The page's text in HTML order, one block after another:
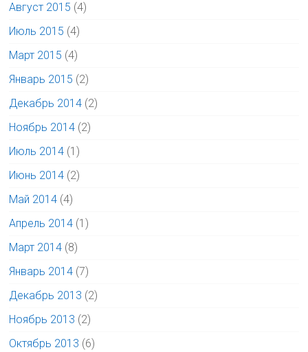
Август 2015 (4)
Июль 2015 (4)
Март 2015 (4)
Январь 2015 (2)
Декабрь 2014 (2)
Ноябрь 2014 (2)
Июль 2014 (1)
Июнь 2014 (2)
Май 2014 (4)
Апрель 2014 (1)
Март 2014 (8)
Январь 2014 (7)
Декабрь 2013 (2)
Ноябрь 2013 (2)
Октябрь 2013 (6)